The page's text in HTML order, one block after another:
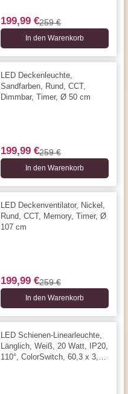
199,99 €259 €
In den Warenkorb
LED Deckenleuchte,
Sandfarben, Rund, CCT,
Dimmbar, Timer, Ø 50 cm
199,99 €259 €
In den Warenkorb
LED Deckenventilator, Nickel,
Rund, CCT, Memory, Timer, Ø
107 cm
199,99 €259 €
In den Warenkorb
LED Schienen-Linearleuchte,
Länglich, Weiß, 20 Watt, IP20,
110°, ColorSwitch, 60,3 x 3,3